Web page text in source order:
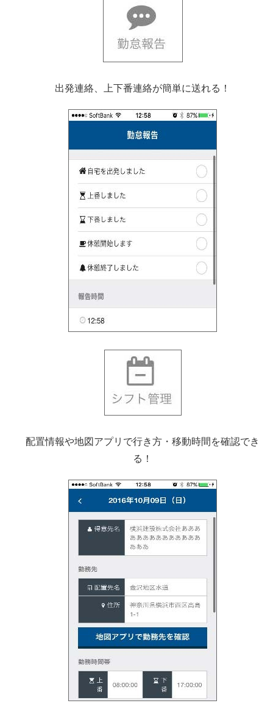
出発連絡、上下番連絡が簡単に送れる！
配置情報や地図アプリで行き方・移動時間を確認でき
る！